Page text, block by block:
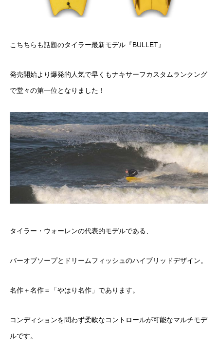
こちちらも話題のタイラー最新モデル『BULLET』
発売開始より爆発的人気で早くもナキサーフカスタムランクング
で堂々の第一位となりました！
タイラー・ウォーレンの代表的モデルである、
バーオブソープとドリームフィッシュのハイブリッドデザイン。
名作＋名作＝「やはり名作」であります。
コンディションを問わず柔軟なコントロールが可能なマルチモデ
ルです。